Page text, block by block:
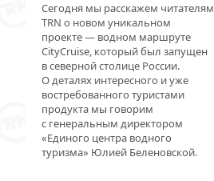
Сегодня мы расскажем читателям
TRN о новом уникальном
проекте — водном маршруте
CityCruise, который был запущен
в северной столице России.
О деталях интересного и уже
востребованного туристами
продукта мы говорим
с генеральным директором
«Единого центра водного
туризма» Юлией Беленовской.